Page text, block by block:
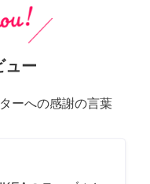
ュー
ーへの感謝の言葉